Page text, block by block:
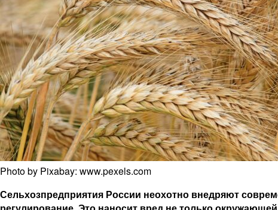
Photo by Pixabay: www.pexels.com
Сельхозпредприятия России неохотно внедряют